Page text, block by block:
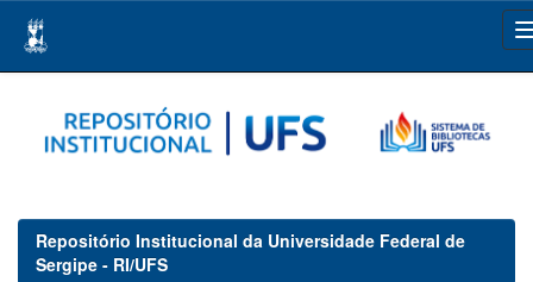
navigation
Repositório Institucional da Universidade Federal de
Sergipe - RI/UFS